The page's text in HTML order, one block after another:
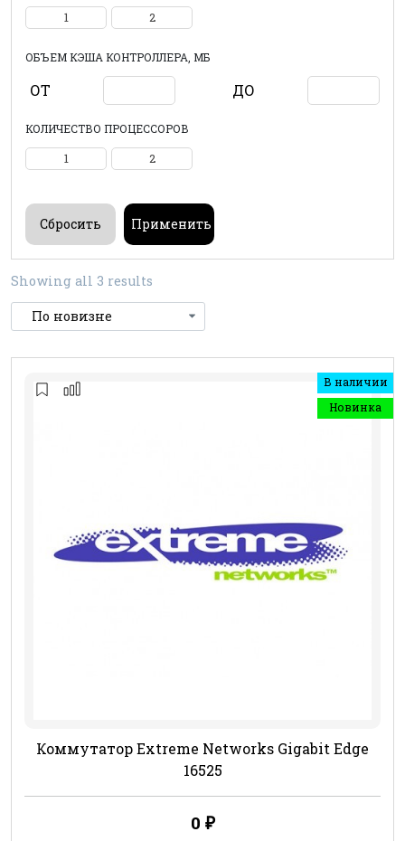
1 2
ОБЪЕМ КЭША КОНТРОЛЛЕРА, МБ
ОТ ДО
КОЛИЧЕСТВО ПРОЦЕССОРОВ
1 2
Showing all 3 results
В наличии
Новинка
Коммутатор Extreme Networks Gigabit Edge
16525
0 ₽